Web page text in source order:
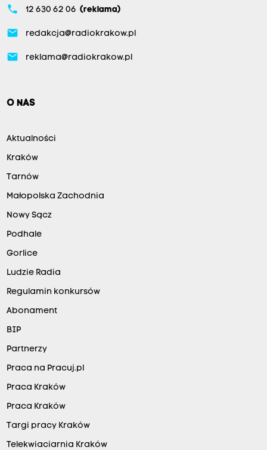
phone 12 630 62 06 (reklama)
email redakcja@radiokrakow.pl
email reklama@radiokrakow.pl
O NAS
Aktualności
Kraków
Tarnów
Małopolska Zachodnia
Nowy Sącz
Podhale
Gorlice
Ludzie Radia
Regulamin konkursów
Abonament
BIP
Partnerzy
Praca na Pracuj.pl
Praca Kraków
Praca Kraków
Targi pracy Kraków
Telekwiaciarnia Kraków